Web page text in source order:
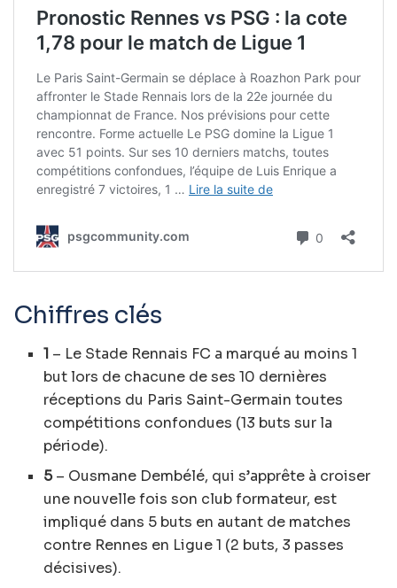
Chiffres clés
1 – Le Stade Rennais FC a marqué au moins 1
but lors de chacune de ses 10 dernières
réceptions du Paris Saint-Germain toutes
compétitions confondues (13 buts sur la
période).
5– Ousmane Dembélé, qui s’apprête à croiser
une nouvelle fois son club formateur, est
impliqué dans 5 buts en autant de matches
contre Rennes en Ligue 1 (2 buts, 3 passes
décisives).